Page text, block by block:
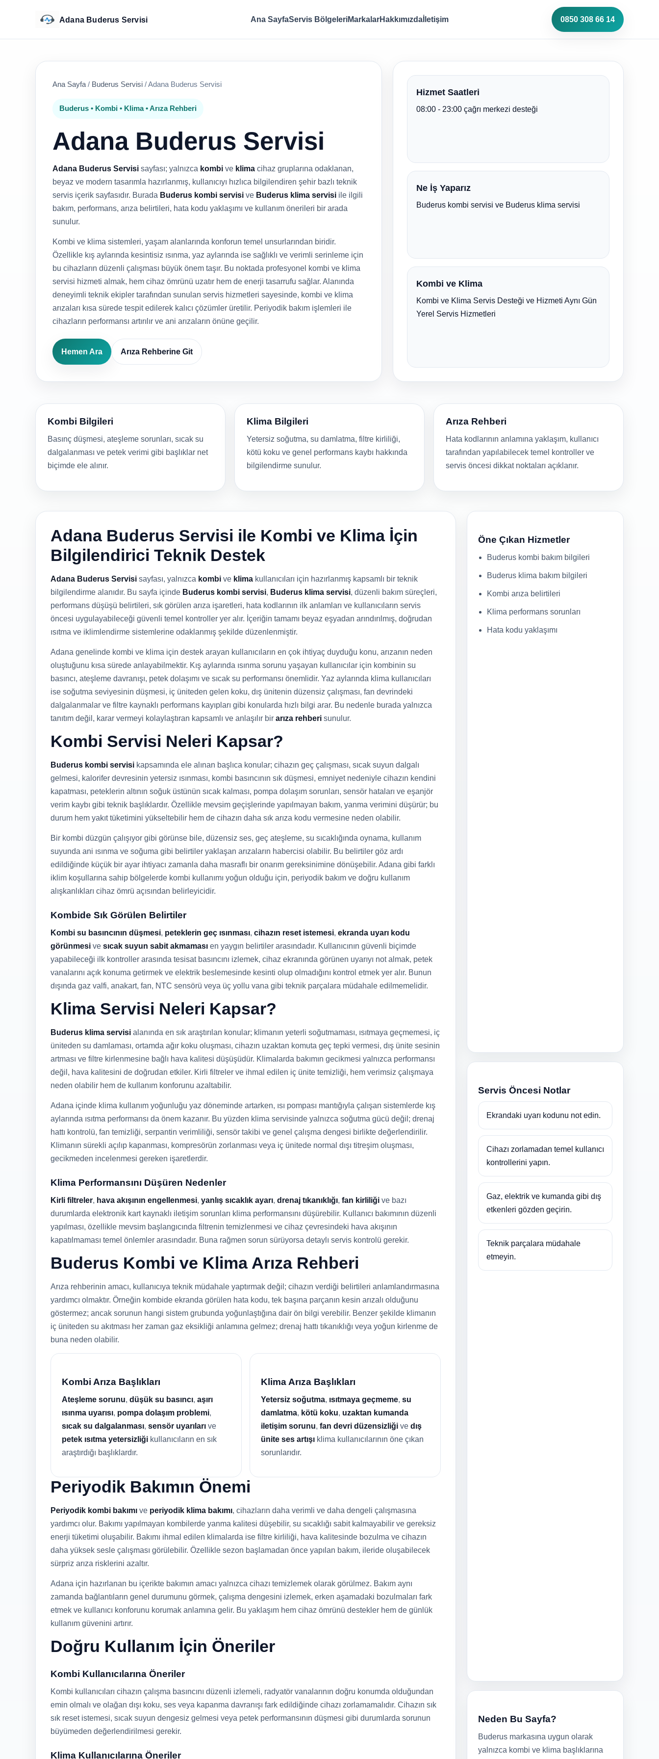
Adana Buderus Servisi Ana SayfaServis BölgeleriMarkalarHakkımızda İletişim 0850 308 66 14
Ana Sayfa / Buderus Servisi /Adana Buderus Servisi
Buderus • Kombi • Klima • Arıza Rehberi
Adana Buderus Servisi
Adana Buderus Servisi sayfası; yalnızca kombi ve klima cihaz gruplarına odaklanan,
beyaz ve modern tasarımla hazırlanmış, kullanıcıyı hızlıca bilgilendiren şehir bazlı teknik
servis içerik sayfasıdır. Burada Buderus kombi servisi ve Buderus klima servisi ile ilgili
bakım, performans, arıza belirtileri, hata kodu yaklaşımı ve kullanım önerileri bir arada
sunulur.
Kombi ve klima sistemleri, yaşam alanlarında konforun temel unsurlarından biridir.
Özellikle kış aylarında kesintisiz ısınma, yaz aylarında ise sağlıklı ve verimli serinleme için
bu cihazların düzenli çalışması büyük önem taşır. Bu noktada profesyonel kombi ve klima
servisi hizmeti almak, hem cihaz ömrünü uzatır hem de enerji tasarrufu sağlar. Alanında
deneyimli teknik ekipler tarafından sunulan servis hizmetleri sayesinde, kombi ve klima
arızaları kısa sürede tespit edilerek kalıcı çözümler üretilir. Periyodik bakım işlemleri ile
cihazların performansı artırılır ve ani arızaların önüne geçilir.
Hemen Ara Arıza Rehberine Git
Hizmet Saatleri
08:00 - 23:00 çağrı merkezi desteği
Ne İş Yaparız
Buderus kombi servisi ve Buderus klima servisi
Kombi ve Klima
Kombi ve Klima Servis Desteği ve Hizmeti Aynı Gün
Yerel Servis Hizmetleri
Kombi Bilgileri
Basınç düşmesi, ateşleme sorunları, sıcak su
dalgalanması ve petek verimi gibi başlıklar net
biçimde ele alınır.
Klima Bilgileri
Yetersiz soğutma, su damlatma, filtre kirliliği,
kötü koku ve genel performans kaybı hakkında
bilgilendirme sunulur.
Arıza Rehberi
Hata kodlarının anlamına yaklaşım, kullanıcı
tarafından yapılabilecek temel kontroller ve
servis öncesi dikkat noktaları açıklanır.
Adana Buderus Servisi ile Kombi ve Klima İçin
Bilgilendirici Teknik Destek
Adana Buderus Servisi sayfası, yalnızca kombi ve klima kullanıcıları için hazırlanmış kapsamlı bir teknik
bilgilendirme alanıdır. Bu sayfa içinde Buderus kombi servisi, Buderus klima servisi, düzenli bakım süreçleri,
performans düşüşü belirtileri, sık görülen arıza işaretleri, hata kodlarının ilk anlamları ve kullanıcıların servis
öncesi uygulayabileceği güvenli temel kontroller yer alır. İçeriğin tamamı beyaz eşyadan arındırılmış, doğrudan
ısıtma ve iklimlendirme sistemlerine odaklanmış şekilde düzenlenmiştir.
Adana genelinde kombi ve klima için destek arayan kullanıcıların en çok ihtiyaç duyduğu konu, arızanın neden
oluştuğunu kısa sürede anlayabilmektir. Kış aylarında ısınma sorunu yaşayan kullanıcılar için kombinin su
basıncı, ateşleme davranışı, petek dolaşımı ve sıcak su performansı önemlidir. Yaz aylarında klima kullanıcıları
ise soğutma seviyesinin düşmesi, iç üniteden gelen koku, dış ünitenin düzensiz çalışması, fan devrindeki
dalgalanmalar ve filtre kaynaklı performans kayıpları gibi konularda hızlı bilgi arar. Bu nedenle burada yalnızca
tanıtım değil, karar vermeyi kolaylaştıran kapsamlı ve anlaşılır bir arıza rehberi sunulur.
Kombi Servisi Neleri Kapsar?
Buderus kombi servisi kapsamında ele alınan başlıca konular; cihazın geç çalışması, sıcak suyun dalgalı
gelmesi, kalorifer devresinin yetersiz ısınması, kombi basıncının sık düşmesi, emniyet nedeniyle cihazın kendini
kapatması, peteklerin altının soğuk üstünün sıcak kalması, pompa dolaşım sorunları, sensör hataları ve eşanjör
verim kaybı gibi teknik başlıklardır. Özellikle mevsim geçişlerinde yapılmayan bakım, yanma verimini düşürür; bu
durum hem yakıt tüketimini yükseltebilir hem de cihazın daha sık arıza kodu vermesine neden olabilir.
Bir kombi düzgün çalışıyor gibi görünse bile, düzensiz ses, geç ateşleme, su sıcaklığında oynama, kullanım
suyunda ani ısınma ve soğuma gibi belirtiler yaklaşan arızaların habercisi olabilir. Bu belirtiler göz ardı
edildiğinde küçük bir ayar ihtiyacı zamanla daha masraflı bir onarım gereksinimine dönüşebilir. Adana gibi farklı
iklim koşullarına sahip bölgelerde kombi kullanımı yoğun olduğu için, periyodik bakım ve doğru kullanım
alışkanlıkları cihaz ömrü açısından belirleyicidir.
Kombide Sık Görülen Belirtiler
Kombi su basıncının düşmesi, peteklerin geç ısınması, cihazın reset istemesi, ekranda uyarı kodu
görünmesi ve sıcak suyun sabit akmaması en yaygın belirtiler arasındadır. Kullanıcının güvenli biçimde
yapabileceği ilk kontroller arasında tesisat basıncını izlemek, cihaz ekranında görünen uyarıyı not almak, petek
vanalarını açık konuma getirmek ve elektrik beslemesinde kesinti olup olmadığını kontrol etmek yer alır. Bunun
dışında gaz valfi, anakart, fan, NTC sensörü veya üç yollu vana gibi teknik parçalara müdahale edilmemelidir.
Klima Servisi Neleri Kapsar?
Buderus klima servisi alanında en sık araştırılan konular; klimanın yeterli soğutmaması, ısıtmaya geçmemesi, iç
üniteden su damlaması, ortamda ağır koku oluşması, cihazın uzaktan komuta geç tepki vermesi, dış ünite sesinin
artması ve filtre kirlenmesine bağlı hava kalitesi düşüşüdür. Klimalarda bakımın gecikmesi yalnızca performansı
değil, hava kalitesini de doğrudan etkiler. Kirli filtreler ve ihmal edilen iç ünite temizliği, hem verimsiz çalışmaya
neden olabilir hem de kullanım konforunu azaltabilir.
Adana içinde klima kullanım yoğunluğu yaz döneminde artarken, ısı pompası mantığıyla çalışan sistemlerde kış
aylarında ısıtma performansı da önem kazanır. Bu yüzden klima servisinde yalnızca soğutma gücü değil; drenaj
hattı kontrolü, fan temizliği, serpantin verimliliği, sensör takibi ve genel çalışma dengesi birlikte değerlendirilir.
Klimanın sürekli açılıp kapanması, kompresörün zorlanması veya iç ünitede normal dışı titreşim oluşması,
gecikmeden incelenmesi gereken işaretlerdir.
Klima Performansını Düşüren Nedenler
Kirli filtreler, hava akışının engellenmesi, yanlış sıcaklık ayarı, drenaj tıkanıklığı, fan kirliliği ve bazı
durumlarda elektronik kart kaynaklı iletişim sorunları klima performansını düşürebilir. Kullanıcı bakımının düzenli
yapılması, özellikle mevsim başlangıcında filtrenin temizlenmesi ve cihaz çevresindeki hava akışının
kapatılmaması temel önlemler arasındadır. Buna rağmen sorun sürüyorsa detaylı servis kontrolü gerekir.
Buderus Kombi ve Klima Arıza Rehberi
Arıza rehberinin amacı, kullanıcıya teknik müdahale yaptırmak değil; cihazın verdiği belirtileri anlamlandırmasına
yardımcı olmaktır. Örneğin kombide ekranda görülen hata kodu, tek başına parçanın kesin arızalı olduğunu
göstermez; ancak sorunun hangi sistem grubunda yoğunlaştığına dair ön bilgi verebilir. Benzer şekilde klimanın
iç üniteden su akıtması her zaman gaz eksikliği anlamına gelmez; drenaj hattı tıkanıklığı veya yoğun kirlenme de
buna neden olabilir.
Kombi Arıza Başlıkları
Ateşleme sorunu, düşük su basıncı, aşırı
ısınma uyarısı, pompa dolaşım problemi,
sıcak su dalgalanması, sensör uyarıları ve
petek ısıtma yetersizliği kullanıcıların en sık
araştırdığı başlıklardır.
Klima Arıza Başlıkları
Yetersiz soğutma, ısıtmaya geçmeme, su
damlatma, kötü koku, uzaktan kumanda
iletişim sorunu, fan devri düzensizliği ve dış
ünite ses artışı klima kullanıcılarının öne çıkan
sorunlarıdır.
Periyodik Bakımın Önemi
Periyodik kombi bakımı ve periyodik klima bakımı, cihazların daha verimli ve daha dengeli çalışmasına
yardımcı olur. Bakımı yapılmayan kombilerde yanma kalitesi düşebilir, su sıcaklığı sabit kalmayabilir ve gereksiz
enerji tüketimi oluşabilir. Bakımı ihmal edilen klimalarda ise filtre kirliliği, hava kalitesinde bozulma ve cihazın
daha yüksek sesle çalışması görülebilir. Özellikle sezon başlamadan önce yapılan bakım, ileride oluşabilecek
sürpriz arıza risklerini azaltır.
Adana için hazırlanan bu içerikte bakımın amacı yalnızca cihazı temizlemek olarak görülmez. Bakım aynı
zamanda bağlantıların genel durumunu görmek, çalışma dengesini izlemek, erken aşamadaki bozulmaları fark
etmek ve kullanıcı konforunu korumak anlamına gelir. Bu yaklaşım hem cihaz ömrünü destekler hem de günlük
kullanım güvenini artırır.
Doğru Kullanım İçin Öneriler
Kombi Kullanıcılarına Öneriler
Kombi kullanıcıları cihazın çalışma basıncını düzenli izlemeli, radyatör vanalarının doğru konumda olduğundan
emin olmalı ve olağan dışı koku, ses veya kapanma davranışı fark edildiğinde cihazı zorlamamalıdır. Cihazın sık
sık reset istemesi, sıcak suyun dengesiz gelmesi veya petek performansının düşmesi gibi durumlarda sorunun
büyümeden değerlendirilmesi gerekir.
Klima Kullanıcılarına Öneriler
Öne Çıkan Hizmetler
Buderus kombi bakım bilgileri
Buderus klima bakım bilgileri
Kombi arıza belirtileri
Klima performans sorunları
Hata kodu yaklaşımı
Servis Öncesi Notlar
Ekrandaki uyarı kodunu not edin.
Cihazı zorlamadan temel kullanıcı
kontrollerini yapın.
Gaz, elektrik ve kumanda gibi dış
etkenleri gözden geçirin.
Teknik parçalara müdahale
etmeyin.
Neden Bu Sayfa?
Buderus markasına uygun olarak
yalnızca kombi ve klima başlıklarına